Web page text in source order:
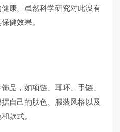
康。虽然科学研究对此没有
健效果。
品，如项链、耳环、手链、
自己的肤色、服装风格以及
款式。